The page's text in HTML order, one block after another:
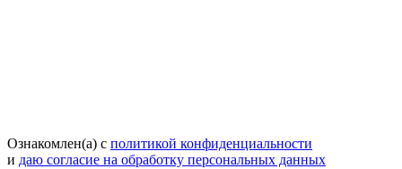
Ознакомлен(а) с политикой конфиденциальности
и даю согласие на обработку персональных данных